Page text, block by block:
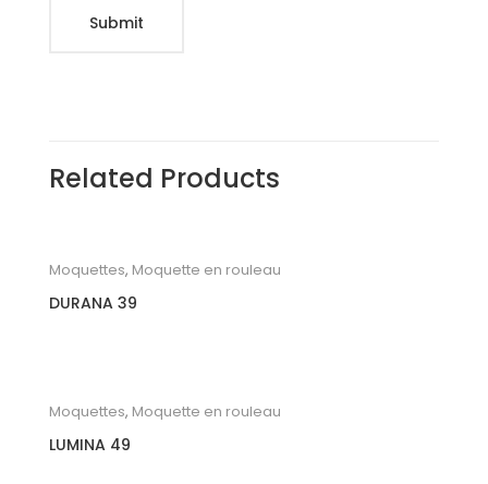
Related Products
Moquettes, Moquette en rouleau
DURANA 39
Moquettes, Moquette en rouleau
LUMINA 49